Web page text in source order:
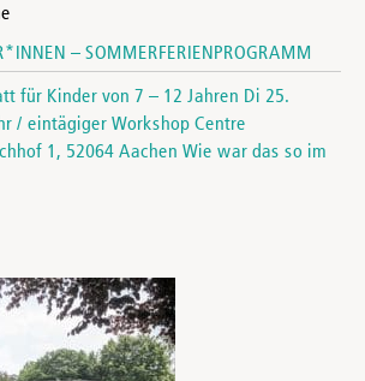
– SOMMERFERIENPROGRAMM
für Kinder von 7 – 12 Jahren Di 25.
/ eintägiger Workshop Centre
1, 52064 Aachen Wie war das so im